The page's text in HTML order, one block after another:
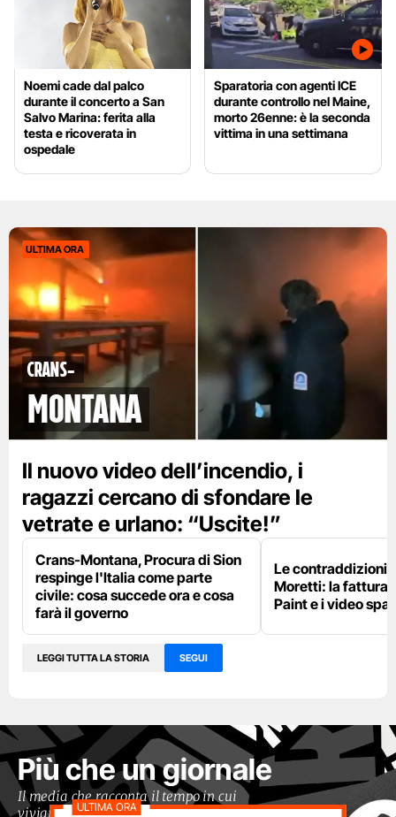
Noemi cade dal palco
durante il concerto a San
Salvo Marina: ferita alla
testa e ricoverata in
ospedale
Sparatoria con agenti ICE
durante controllo nel Maine,
morto 26enne: è la seconda
vittima in una settimana
ULTIMA ORA
Crans-
Montana
Il nuovo video dell’incendio, i
ragazzi cercano di sfondare le
vetrate e urlano: “Uscite!”
Crans-Montana, Procura di Sion
respinge l'Italia come parte
civile: cosa succede ora e cosa
farà il governo
Le contraddizioni
Moretti: la fattura
Paint e i video
LEGGI TUTTA LA STORIA SEGUI
Più che un giornale
Il media che racconta il tempo in cui
viviamo con occhi moderni